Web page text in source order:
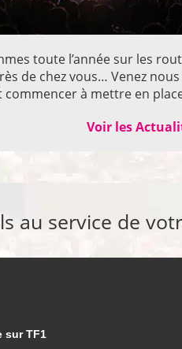
toute l’année sur les
de chez vous… Venez
commencer à mettre en
Voir les
au service de
sur TF1